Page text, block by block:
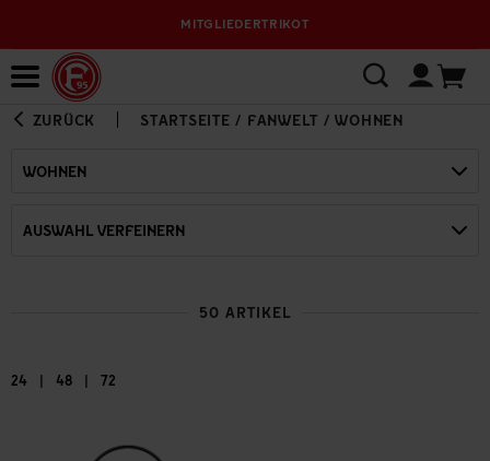
VERSANDKOSTENFREI AB
ZURÜCK STARTSEITE / FANWELT /WOHNEN
WOHNEN
AUSWAHL VERFEINERN
50 ARTIKEL
24 | 48 | 72